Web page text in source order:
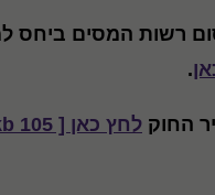
רשות המסים ביחס
.
החוק לחץ כאן [ 105 kb ]